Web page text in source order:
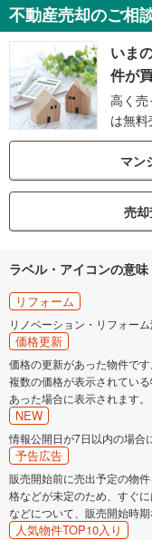
不動産売却のご相
いま
件が
高く
は無料
マン
売
ラベル・アイコンの意味
リフォーム
リノベーション・リフォー
価格更新
価格の更新があった物件です
複数の価格が表示されてい
あった場合に表示されます。
NEW
情報公開日が7日以内の場合
予告広告
販売開始前に売出予定の物
格などが未定のため、すぐ
などについて、販売開始時期
人気物件TOP10入り